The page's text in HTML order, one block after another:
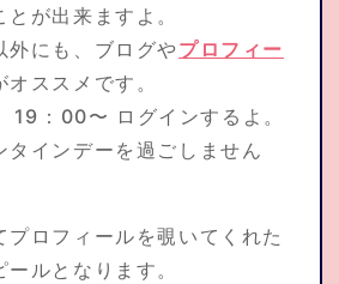
が出来ますよ。
外にも、ブログやプロフィー
ススメです。
：00〜 ログインするよ。
タインデーを過ごしません
プロフィールを覗いてくれた
ルとなります。